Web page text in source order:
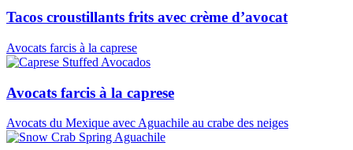
Tacos croustillants frits avec crème d’avocat
Avocats farcis à la caprese
Avocats farcis à la caprese
Avocats du Mexique avec Aguachile au crabe des neiges